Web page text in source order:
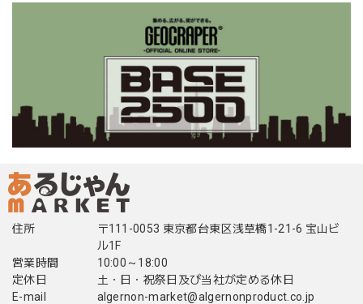
住所
〒111-0053 東京都台東区浅草橋1-21-6 宝山ビ
ル1F
営業時間
10:00～18:00
定休日
土・日・祝祭日及び当社が定める休日
E-mail
algernon-market@algernonproduct.co.jp